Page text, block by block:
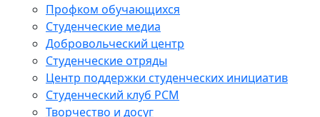
Профком обучающихся
Студенческие медиа
Добровольческий центр
Студенческие отряды
Центр поддержки студенческих инициатив
Студенческий клуб РСМ
Творчество и досуг